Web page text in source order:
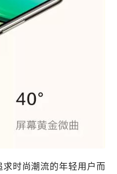
时尚潮流的年轻用户而